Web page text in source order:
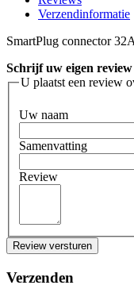
Verzendinformatie
SmartPlug connector 32A
Schrijf uw eigen review
U plaatst een review
Uw naam
Samenvatting
Review
Review versturen
Verzenden